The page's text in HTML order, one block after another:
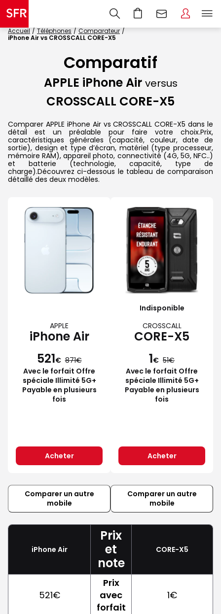
Accueil Téléphones
Comparateur
iPhone Air vs CROSSCALL CORE-X5
Comparatif
APPLE iPhone Air versus
CROSSCALL CORE-X5
Comparer APPLE iPhone Air vs CROSSCALL CORE-X5 dans le
détail est un préalable pour faire votre choix.Prix,
caractéristiques générales (capacité, couleur, date de
sortie), design et type d’écran, matériel (type processeur,
mémoire RAM), appareil photo, connectivité (4G, 5G, NFC..)
et batterie (technologie, capacité, type de
charge).Découvrez ci-dessous le tableau de comparaison
détaillé des deux modèles.
APPLE
iPhone Air
521€ 871
Avec le forfait Offre
spéciale Illimité 5G+
Payable en plusieurs
fois
Acheter
Indisponible
CROSSCALL
CORE-X5
1€ 51
Avec le forfait Offre
spéciale Illimité 5G+
Payable en plusieurs
fois
Acheter
Comparer un autre
mobile
Comparer un autre
mobile
iPhone Air
Prix
et
note
CORE-X5
521€
Prix
avec
forfait
1€